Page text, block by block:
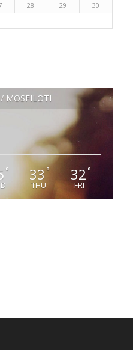
28 29
30
° 33 °
THU
32°
FRI